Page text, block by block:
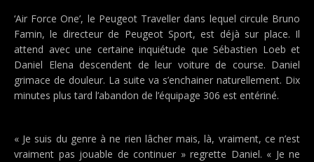
‘Air Force One’, le Peugeot Traveller dans lequel circule Bruno
Famin, le directeur de Peugeot Sport, est déjà sur place. Il
attend avec une certaine inquiétude que Sébastien Loeb et
Daniel Elena descendent de leur voiture de course. Daniel
grimace de douleur. La suite va s’enchainer naturellement. Dix
minutes plus tard l’abandon de l’équipage 306 est entériné.
« Je suis du genre à ne rien lâcher mais, là, vraiment, ce n’est
vraiment pas jouable de continuer » regrette Daniel. « Je ne